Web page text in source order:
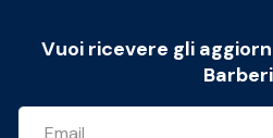
Vuoi ricevere gli